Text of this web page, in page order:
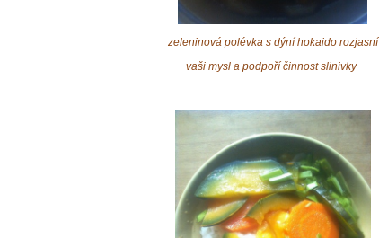
zeleninová polévka s dýní hokaido rozjasní
vaši mysl a podpoří činnost slinivky